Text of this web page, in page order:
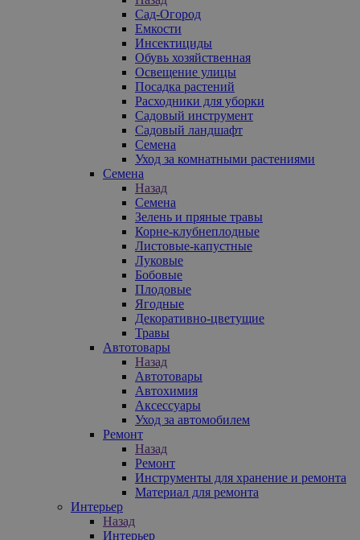
Сад-Огород
Емкости
Инсектициды
Обувь хозяйственная
Освещение улицы
Посадка растений
Расходники для уборки
Садовый инструмент
Садовый ландшафт
Семена
Уход за комнатными растениями
Семена
Назад
Семена
Зелень и пряные травы
Корне-клубнеплодные
Листовые-капустные
Луковые
Бобовые
Плодовые
Ягодные
Декоративно-цветущие
Травы
Автотовары
Назад
Автотовары
Автохимия
Аксессуары
Уход за автомобилем
Ремонт
Назад
Ремонт
Инструменты для хранение и ремонта
Материал для ремонта
Интерьер
Назад
Интерьер